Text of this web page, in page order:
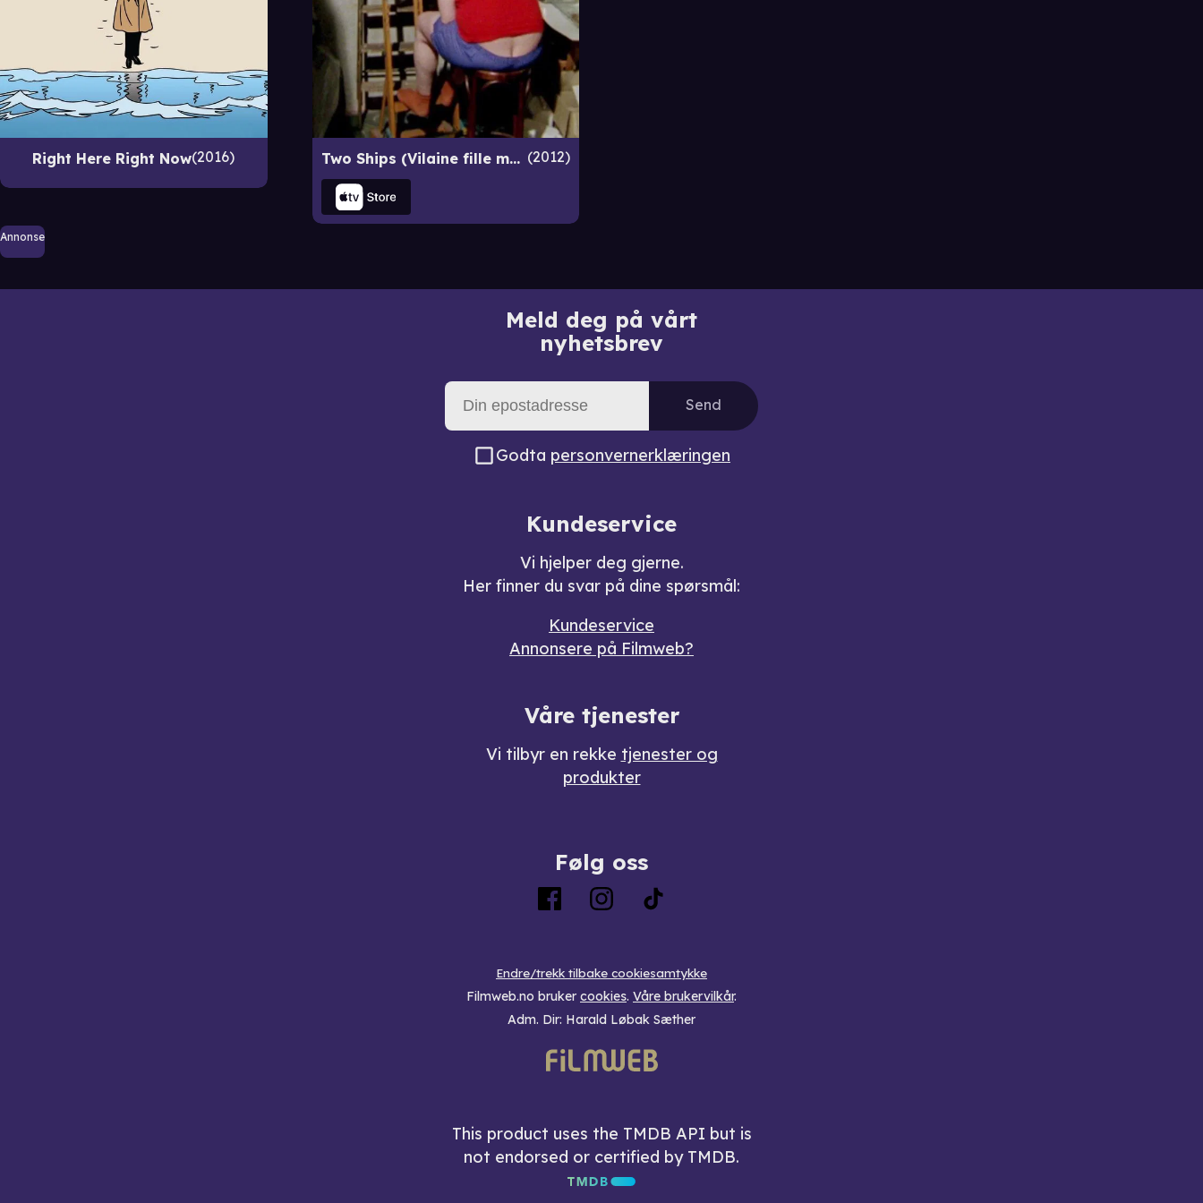
Right Here Right Now 2016 Two Ships (Vilaine fille mauvais garçon) (2012) 2012
Annonse
Meld deg på vårt
nyhetsbrev
Send
Godta personvernerklæringen
Kundeservice
Vi hjelper deg gjerne.
Her finner du svar på dine spørsmål:
Kundeservice
Annonsere på Filmweb?
Våre tjenester
Vi tilbyr en rekke tjenester og
produkter
Følg oss
Endre/trekk tilbake cookiesamtykke
Filmweb.no bruker cookies. Våre brukervilkår.
Adm. Dir: Harald Løbak Sæther
This product uses the TMDB API but is
not endorsed or certified by TMDB.